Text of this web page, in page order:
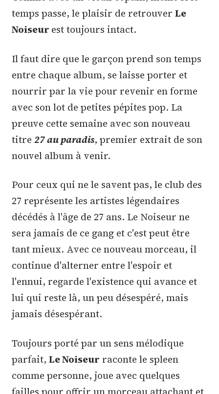
temps passe, le plaisir de retrouver Le
Noiseur est toujours intact.
Il faut dire que le garçon prend son temps
entre chaque album, se laisse porter et
nourrir par la vie pour revenir en forme
avec son lot de petites pépites pop. La
preuve cette semaine avec son nouveau
titre 27 au paradis, premier extrait de son
nouvel album à venir.
Pour ceux qui ne le savent pas, le club des
27 représente les artistes légendaires
décédés à l'âge de 27 ans. Le Noiseur ne
sera jamais de ce gang et c'est peut être
tant mieux. Avec ce nouveau morceau, il
continue d'alterner entre l'espoir et
l'ennui, regarde l'existence qui avance et
lui qui reste là, un peu désespéré, mais
jamais désespérant.
Toujours porté par un sens mélodique
parfait, Le Noiseur raconte le spleen
comme personne, joue avec quelques